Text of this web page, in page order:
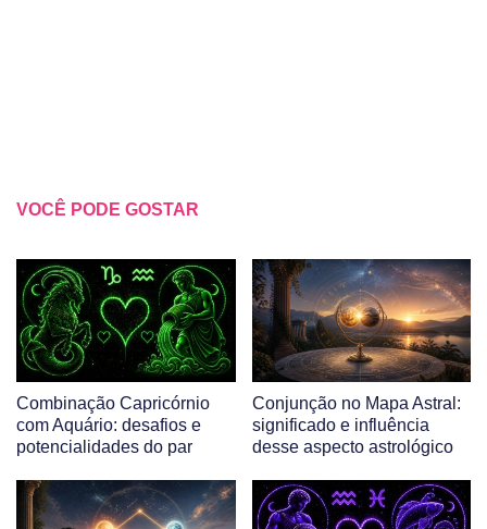
VOCÊ PODE GOSTAR
Combinação Capricórnio
com Aquário: desafios e
potencialidades do par
Conjunção no Mapa Astral:
significado e influência
desse aspecto astrológico